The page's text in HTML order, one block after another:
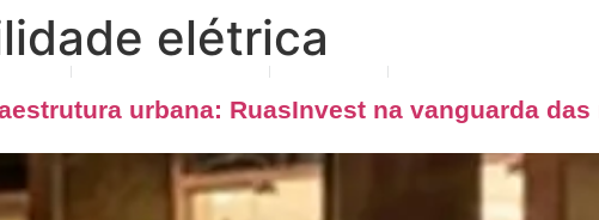
elétrica
urbana: RuasInvest na vanguarda das